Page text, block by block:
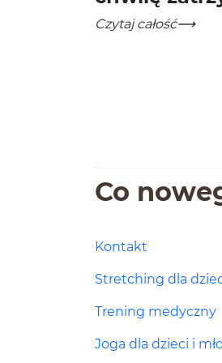
Podaruj bliskim
-Czytaj całość
Co
Kontakt
Stretching dla
Trening medyczny
Joga dla dzieci i